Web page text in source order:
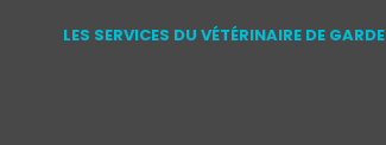
LES SERVICES DU VÉTÉRINAIRE DE GARDE